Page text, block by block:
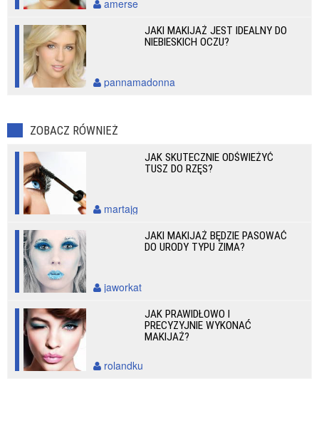
amerse
JAKI MAKIJAŻ JEST IDEALNY DO
NIEBIESKICH OCZU?
pannamadonna
ZOBACZ RÓWNIEŻ
JAK SKUTECZNIE ODŚWIEŻYĆ
TUSZ DO RZĘS?
martajg
JAKI MAKIJAŻ BĘDZIE PASOWAĆ
DO URODY TYPU ZIMA?
jaworkat
JAK PRAWIDŁOWO I
PRECYZYJNIE WYKONAĆ
MAKIJAŻ?
rolandku